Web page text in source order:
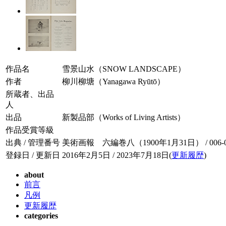
作品名
雪景山水（SNOW LANDSCAPE）
作者
柳川柳塘（Yanagawa Ryūtō）
所蔵者、出品
人
出品
新製品部（Works of Living Artists）
作品受賞等級
出典 / 管理番号 美術画報 六編巻八（1900年1月31日） / 006-
登録日 / 更新日 2016年2月5日 / 2023年7月18日(更新履歴)
about
前言
凡例
更新履歴
categories